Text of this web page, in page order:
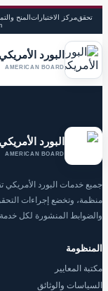
تحققمركز الاختباراتالمنح
البورد الأمريكي
AMERICAN BOARD
البورد الأمريكي
AMERICAN BOARD
جميع خدمات البورد الأمريكي
منظمة، وتخضع إجراءات
والضوابط المنشورة لكل
المنظومة
مكتبة المعايير
السياسات والوثائق